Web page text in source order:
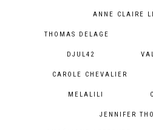
ANNE CLAIRE
THOMAS DELAGE
DJUL42
CAROLE CHEVALIER
MELALILI
JENNIFER